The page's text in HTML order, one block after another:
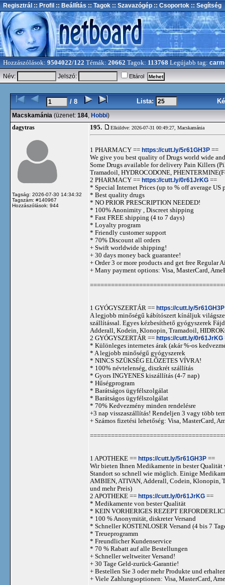
Regisztrál :: Profil :: Beállítás :: Tagok :: Szavazógép :: Csoportok :: Segítség
Hozzászólások: 9504022/122 Témák: 20662 Tagok: 113768 Legújabb tag:
Név:
Jelszó: Eltárol
/ 8 Lista:
Macskamánia (üzenet: 184, Hobbi)
dagytras
Tagság: 2026-07-30 14:34:32
Tagszám: #140967
Hozzászólások: 944
195. Elküldve: 2026-07-31 00:49:27, Macskamánia
1 PHARMACY == https://cutt.ly/5r61GH3P ==
We give you best quality of Drugs world wide
Some Drugs available for delivery Pain Killers
Tramadoil, HYDROCODONE,
2 PHARMACY == https://cutt.ly/0r61JrKG ==
* Special Internet Prices (up to % off average US
* Best quality drugs
* NO PRIOR PRESCRIPTION NEEDED!
* 100% Anonimity , Discreet shipping
* Fast FREE shipping (4 to 7 days)
* Loyalty program
* Friendly customer support
* 70% Discount all orders
+ Swift worldwide shipping!
+ 30 days money back guarantee!
+ Order 3 or more products and get free Regular
+ Many payment options: Visa, MasterCard,
1 GYÓGYSZERTÁR == https://cutt.ly/5r61GH3P
A legjobb minőségű kábítószert kínáljuk
szállítással. Egyes kézbesíthető gyógyszerek
Adderall, Kodein, Klonopin, Tramadoil,
2 GYÓGYSZERTÁR == https://cutt.ly/0r61JrKG
* Különleges internetes árak (akár %-os
* A legjobb minőségű gyógyszerek
* NINCS SZÜKSÉG ELŐZETES VÍVRA!
* 100% névtelenség, diszkrét szállítás
* Gyors INGYENES kiszállítás (4-7 nap)
* Hűségprogram
* Barátságos ügyfélszolgálat
* Barátságos ügyfélszolgálat
* 70% Kedvezmény minden rendelésre
+3 nap visszaszállítás! Rendeljen 3 vagy több
+ Számos fizetési lehetőség: Visa, MasterCard,
1 APOTHEKE == https://cutt.ly/5r61GH3P ==
Wir bieten Ihnen Medikamente in bester
Standort so schnell wie möglich. Einige
AMBIEN, ATIVAN, Adderall, Codein, Klonopin,
und mehr Preis)
2 APOTHEKE == https://cutt.ly/0r61JrKG ==
* Medikamente von bester Qualität
* KEIN VORHERIGES REZEPT
* 100 % Anonymität, diskreter Versand
* Schneller KOSTENLOSER Versand (4 bis 7
* Treueprogramm
* Freundlicher Kundenservice
* 70 % Rabatt auf alle Bestellungen
+ Schneller weltweiter Versand!
+ 30 Tage Geld-zurück-Garantie!
+ Bestellen Sie 3 oder mehr Produkte und
+ Viele Zahlungsoptionen: Visa, MasterCard,